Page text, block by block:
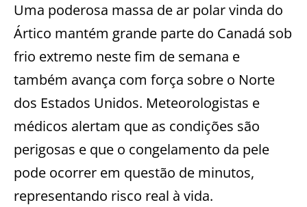
Uma poderosa massa de ar polar vinda do
Ártico mantém grande parte do Canadá sob
frio extremo neste fim de semana e
também avança com força sobre o Norte
dos Estados Unidos. Meteorologistas e
médicos alertam que as condições são
perigosas e que o congelamento da pele
pode ocorrer em questão de minutos,
representando risco real à vida.